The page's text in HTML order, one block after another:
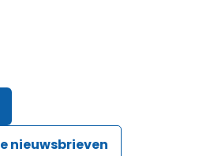
nieuwsbrieven